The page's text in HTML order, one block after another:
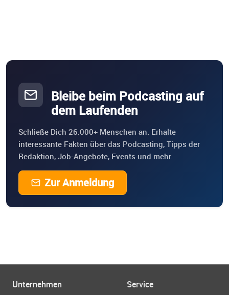
Bleibe beim Podcasting auf
dem Laufenden
Schließe Dich 26.000+ Menschen an. Erhalte
interessante Fakten über das Podcasting, Tipps der
Redaktion, Job-Angebote, Events und mehr.
Zur Anmeldung
Unternehmen Service